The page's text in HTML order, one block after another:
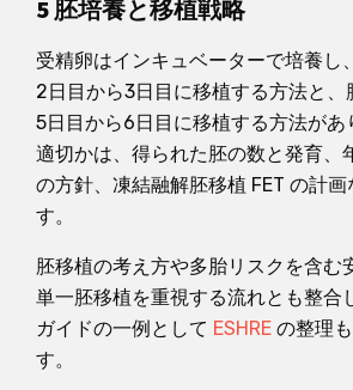
5 胚培養と移植戦略
受精卵はインキュベーターで培養し
2日目から3日目に移植する方法と、
5日目から6日目に移植する方法があ
適切かは、得られた胚の数と発育、
の方針、凍結融解胚移植 FET の計画
す。
胚移植の考え方や多胎リスクを含む
単一胚移植を重視する流れとも整合
ガイドの一例として ESHRE の整理
す。